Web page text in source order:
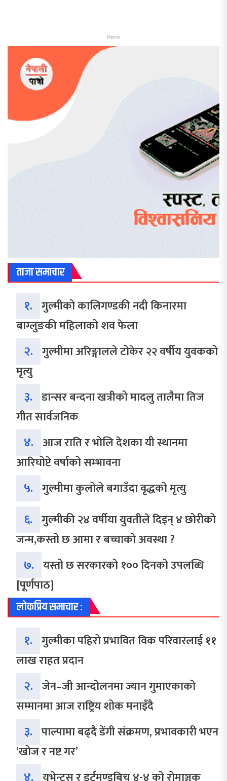
विज्ञापन
ताजा समाचार
१. गुल्मीको कालिगण्डकी नदी किनारमा
बाग्लुङकी महिलाको शव फेला
२. गुल्मीमा अरिङ्गालले टोकेर २२ वर्षीय युवकको
मृत्यु
३. डान्सर बन्दना खत्रीको मादलु तालैमा तिज
गीत सार्वजनिक
४. आज राति र भोलि देशका यी स्थानमा
आरिघोप्टे वर्षाको सम्भावना
५. गुल्मीमा कुलोले बगाउँदा वृद्धको मृत्यु
६. गुल्मीकी २४ वर्षीया युवतीले दिइन् ४ छोरीको
जन्म,कस्तो छ आमा र बच्चाको अवस्था ?
७. यस्तो छ सरकारको १०० दिनको उपलब्धि
[पूर्णपाठ]
लोकप्रिय समाचार :
१. गुल्मीका पहिरो प्रभावित विक परिवारलाई ११
लाख राहत प्रदान
२. जेन–जी आन्दोलनमा ज्यान गुमाएकाको
सम्मानमा आज राष्ट्रिय शोक मनाइँदै
३. पाल्पामा बढ्दै डेंगी संक्रमण, प्रभावकारी भएन
‘खोज र नष्ट गर’